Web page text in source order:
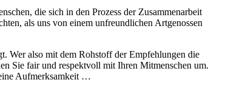
die sich in den Prozess der Zusammenarbeit
als uns von einem unfreundlichen Artgenossen
Wer also mit dem Rohstoff der Empfehlungen die
Sie fair und respektvoll mit Ihren Mitmenschen um.
Aufmerksamkeit …